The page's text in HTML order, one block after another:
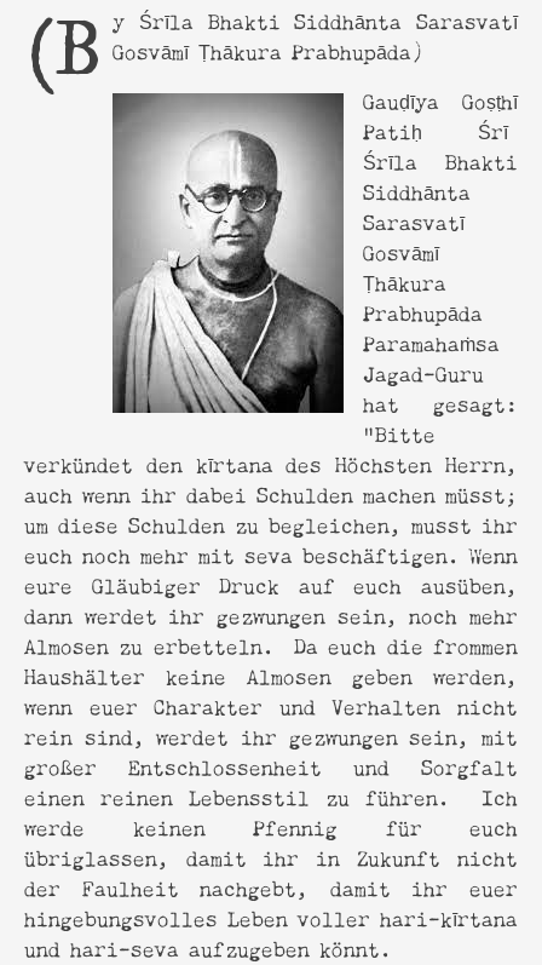
(By Śrīla Bhakti Siddhānta Sarasvatī Gosvāmī Ṭhākura Prabhupāda)
Gauḍīya Goṣṭhī
Patiḥ Śrī
Śrīla Bhakti
Siddhānta
Sarasvatī
Gosvāmī
Ṭhākura
Prabhupāda
Paramahaṁsa
Jagad-Guru
hat gesagt:
“Bitte
verkündet den kīrtana des Höchsten Herrn,
auch wenn ihr dabei Schulden machen müsst;
um diese Schulden zu begleichen, musst ihr
euch noch mehr mit seva beschäftigen. Wenn
eure Gläubiger Druck auf euch ausüben,
dann werdet ihr gezwungen sein, noch mehr
Almosen zu erbetteln. Da euch die frommen
Haushälter keine Almosen geben werden,
wenn euer Charakter und Verhalten nicht
rein sind, werdet ihr gezwungen sein, mit
großer Entschlossenheit und Sorgfalt
einen reinen Lebensstil zu führen. Ich
werde keinen Pfennig für euch
übriglassen, damit ihr in Zukunft nicht
der Faulheit nachgebt, damit ihr euer
hingebungsvolles Leben voller hari-kīrtana
und hari-seva aufzugeben könnt.